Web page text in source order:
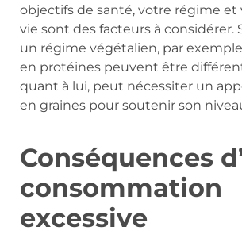
objectifs de santé, votre régime et
vie sont des facteurs à considérer.
un régime végétalien, par
en protéines peuvent être
quant à lui, peut nécessiter un
en graines pour soutenir son
Conséquences
consommation
excessive